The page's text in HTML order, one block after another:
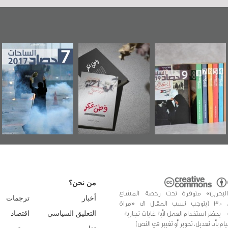
«وطن عكر» رواية
جديدة لمعتقل
عسكري تصدر عن
«مرآة البحرين»
حصاد 2017
عاشوراء
ويكيليكس
الأمريكية
متوفرة تحت رخصة المشاع
الإبداعي، 3.0 (يتوجب نسب المقال الى «مراة
- يحظر استخدام العمل لأية غايات تجارية -
بأي تعديل، تحوير أو تغيير في النص)
من نحن؟
أخبار
التعليق السياسي
ترجمات
اقتصاد